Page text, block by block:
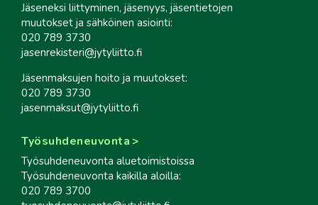
Jäseneksi liittyminen, jäsenyys, jäsentietojen
muutokset ja sähköinen asiointi:
020 789 3730
jasenrekisteri@jytyliitto.fi
Jäsenmaksujen hoito ja muutokset:
020 789 3730
jasenmaksut@jytyliitto.fi
Työsuhdeneuvonta
Työsuhdeneuvonta aluetoimistoissa
Työsuhdeneuvonta kaikilla aloilla:
020 789 3700